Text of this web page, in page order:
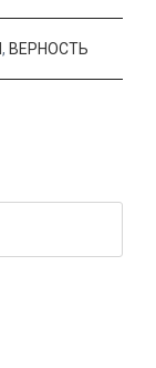
, ВЕРНОСТЬ